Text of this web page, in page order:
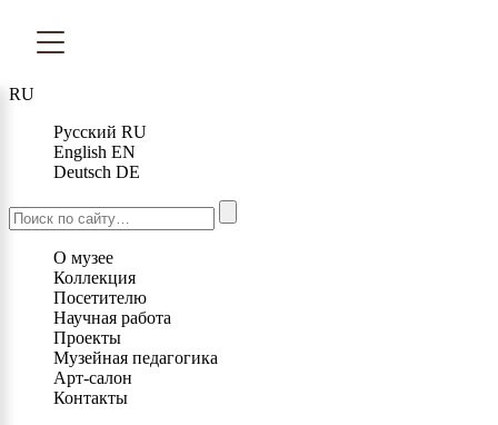
RU
Русский RU
English EN
Deutsch DE
О музее
Коллекция
Посетителю
Научная работа
Проекты
Музейная педагогика
Арт-салон
Контакты